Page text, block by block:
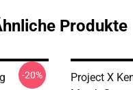
Produkte
-20%
Project X